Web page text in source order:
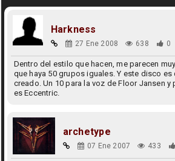
Harkness
27 Ene 2008 638 0
Dentro del estilo que hacen, me parecen
que haya 50 grupos iguales. Y este disco es
creado. Un 10 para la voz de Floor Jansen y
es Eccentric.
archetype
07 Ene 2007 433